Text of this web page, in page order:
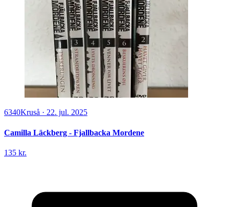
6340Kruså · 22. jul. 2025
Camilla Läckberg - Fjallbacka Mordene
135 kr.